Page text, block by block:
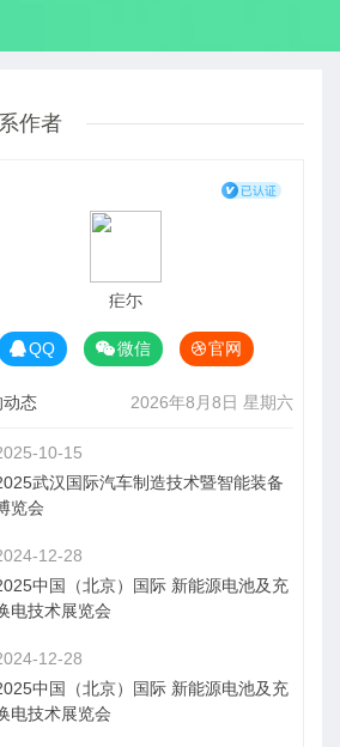
作者
疟尓
QQ 微信 官网
动态 2026年8月8日 星期六
10-15
武汉国际汽车制造技术暨智能装备
览会
12-28
中国（北京）国际 新能源电池及充
电技术展览会
12-28
中国（北京）国际 新能源电池及充
电技术展览会